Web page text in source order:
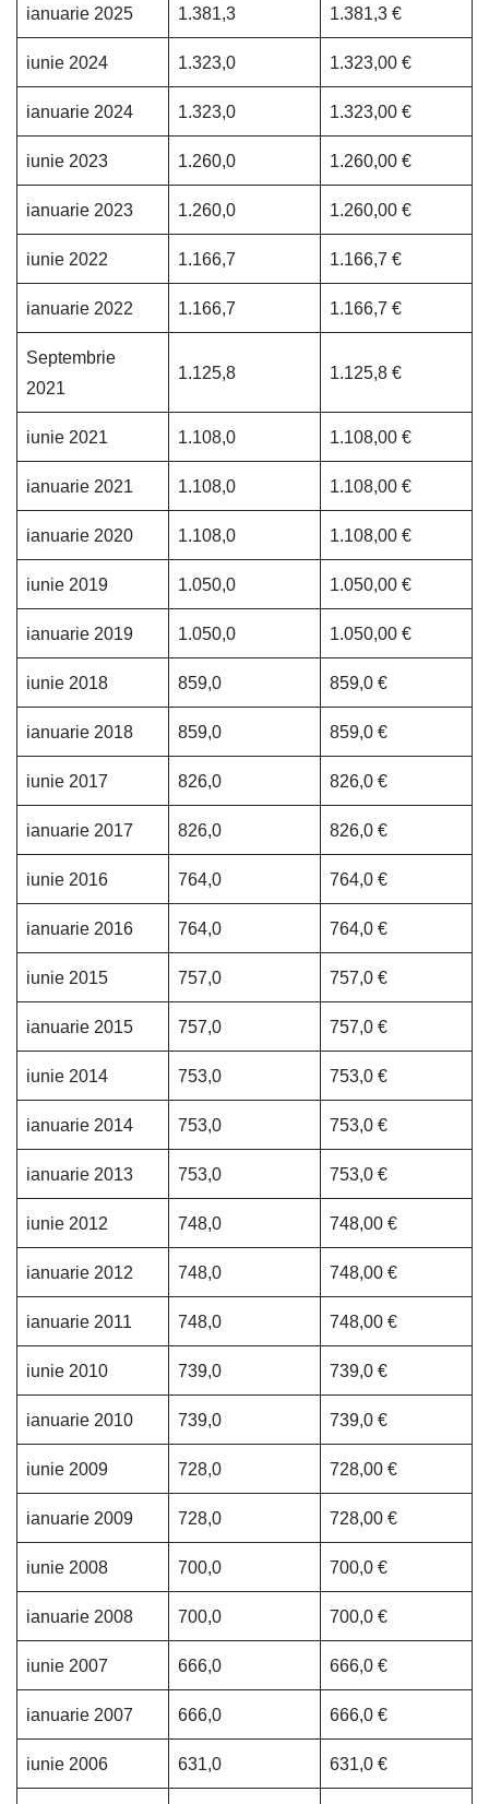
ianuarie 2025 1.381,3 1.381,3 €
iunie 2024 1.323,0 1.323,00 €
ianuarie 2024 1.323,0 1.323,00 €
iunie 2023 1.260,0 1.260,00 €
ianuarie 2023 1.260,0 1.260,00 €
iunie 2022 1.166,7 1.166,7 €
ianuarie 2022 1.166,7 1.166,7 €
Septembrie
2021
1.125,8 1.125,8 €
iunie 2021 1.108,0 1.108,00 €
ianuarie 2021 1.108,0 1.108,00 €
ianuarie 2020 1.108,0 1.108,00 €
iunie 2019 1.050,0 1.050,00 €
ianuarie 2019 1.050,0 1.050,00 €
iunie 2018 859,0 859,0 €
ianuarie 2018 859,0 859,0 €
iunie 2017 826,0 826,0 €
ianuarie 2017 826,0 826,0 €
iunie 2016 764,0 764,0 €
ianuarie 2016 764,0 764,0 €
iunie 2015 757,0 757,0 €
ianuarie 2015 757,0 757,0 €
iunie 2014 753,0 753,0 €
ianuarie 2014 753,0 753,0 €
ianuarie 2013 753,0 753,0 €
iunie 2012 748,0 748,00 €
ianuarie 2012 748,0 748,00 €
ianuarie 2011 748,0 748,00 €
iunie 2010 739,0 739,0 €
ianuarie 2010 739,0 739,0 €
iunie 2009 728,0 728,00 €
ianuarie 2009 728,0 728,00 €
iunie 2008 700,0 700,0 €
ianuarie 2008 700,0 700,0 €
iunie 2007 666,0 666,0 €
ianuarie 2007 666,0 666,0 €
iunie 2006 631,0 631,0 €